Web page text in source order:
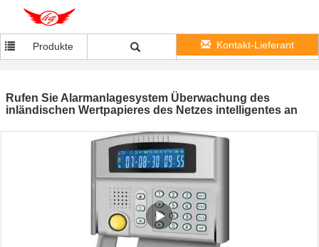
Produkte Kontakt-Lieferant
Rufen Sie Alarmanlagesystem Überwachung des
inländischen Wertpapieres des Netzes intelligentes an